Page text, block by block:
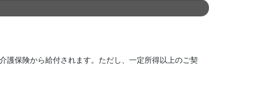
護保険から給付されます。ただし、一定所得以上のご契